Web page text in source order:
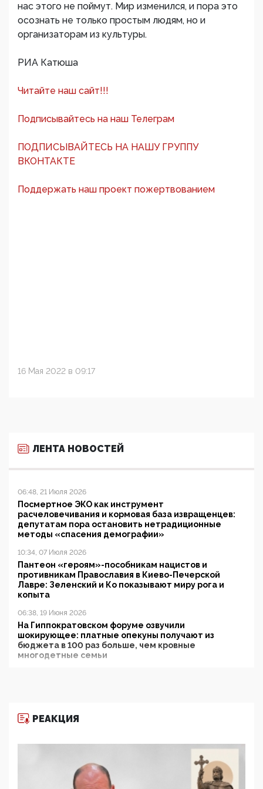
нас этого не поймут. Мир изменился, и пора это
осознать не только простым людям, но и
организаторам из культуры.
РИА Катюша
Читайте наш сайт!!!
Подписывайтесь на наш Телеграм
ПОДПИСЫВАЙТЕСЬ НА НАШУ ГРУППУ
ВКОНТАКТЕ
Поддержать наш проект пожертвованием
16 Мая 2022 в 09:17
ЛЕНТА НОВОСТЕЙ
06:48, 21 Июля 2026
Посмертное ЭКО как инструмент
расчеловечивания и кормовая база извращенцев:
депутатам пора остановить нетрадиционные
методы «спасения демографии»
10:34, 07 Июля 2026
Пантеон «героям»-пособникам нацистов и
противникам Православия в Киево-Печерской
Лавре: Зеленский и Ко показывают миру рога и
копыта
06:38, 19 Июня 2026
На Гиппократовском форуме озвучили
шокирующее: платные опекуны получают из
бюджета в 100 раз больше, чем кровные
многодетные семьи
11:53, 09 Июня 2026
деятельность ИИТО ЮНЕСКО в России, но
цифроглобалисты продолжают определять
повестку в образовании
09:43, 01 Июня 2026
РЕАКЦИЯ